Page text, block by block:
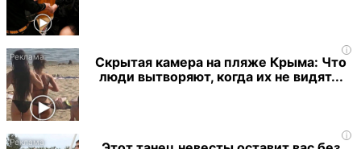
i
Скрытая камера на пляже Крыма: Что
люди вытворяют, когда их не видят...
i